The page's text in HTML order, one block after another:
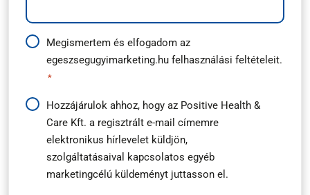
Adatkezelési
útmutató
Megismertem és elfogadom az
egeszsegugyimarketing.hu felhasználási feltételeit.
*
Hírlevél
feliratkozás
Hozzájárulok ahhoz, hogy az Positive Health &
Care Kft. a regisztrált e-mail címemre
elektronikus hírlevelet küldjön,
szolgáltatásaival kapcsolatos egyéb
marketingcélú küldeményt juttasson el.